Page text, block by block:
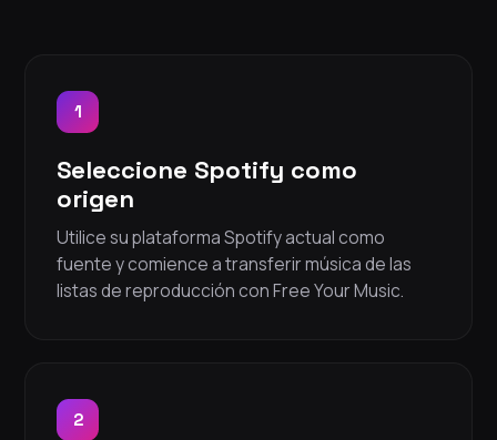
1
Seleccione Spotify como
origen
Utilice su plataforma Spotify actual como
fuente y comience a transferir música de las
listas de reproducción con Free Your Music.
2